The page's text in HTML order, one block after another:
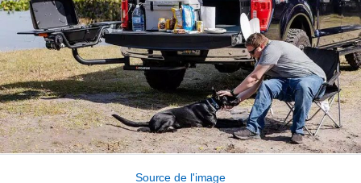
Source de l'image